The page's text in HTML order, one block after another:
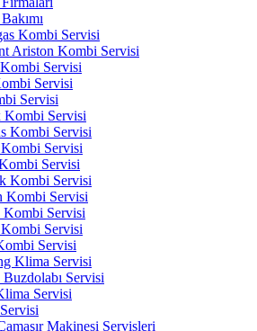
Kombi Servisi
Ariston Kombi Servisi
Servisi
Servisi
Servisi
Kombi Servisi
Kombi Servisi
Servisi
Servisi
Kombi Servisi
Kombi Servisi
Kombi Servisi
Servisi
Servisi
Klima Servisi
Servisi
Servisi
Makinesi Servisleri